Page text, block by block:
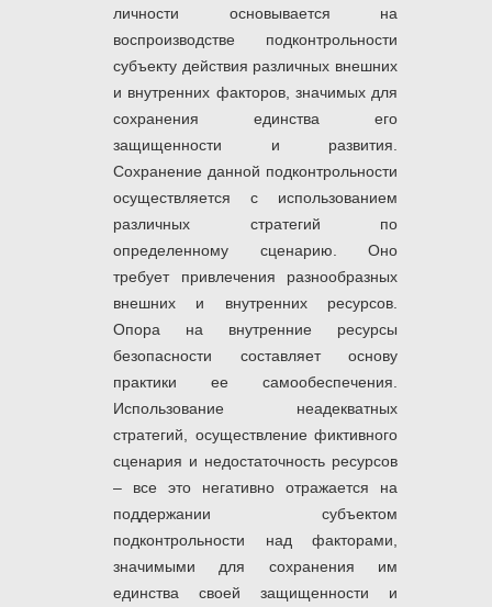
личности основывается на
воспроизводстве подконтрольности
субъекту действия различных внешних
и внутренних факторов, значимых для
сохранения единства его
защищенности и развития.
Сохранение данной подконтрольности
осуществляется с использованием
различных стратегий по
определенному сценарию. Оно
требует привлечения разнообразных
внешних и внутренних ресурсов.
Опора на внутренние ресурсы
безопасности составляет основу
практики ее самообеспечения.
Использование неадекватных
стратегий, осуществление фиктивного
сценария и недостаточность ресурсов
– все это негативно отражается на
поддержании субъектом
подконтрольности над факторами,
значимыми для сохранения им
единства своей защищенности и